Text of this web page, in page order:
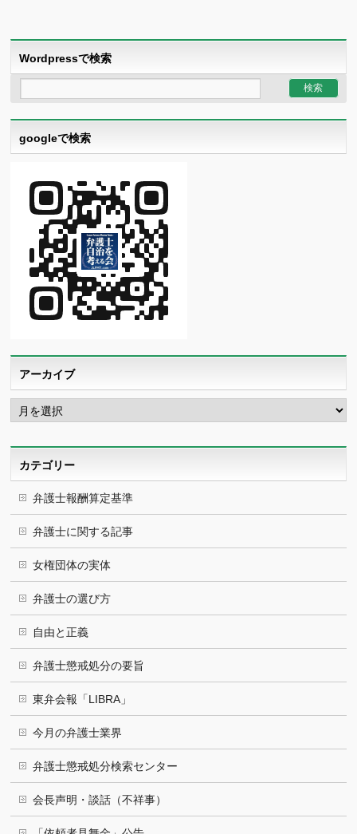
Wordpressで検索
googleで検索
アーカイブ
ア
ー
カ
カテゴリー
弁護士報酬算定基準
弁護士に関する記事
女権団体の実体
弁護士の選び方
自由と正義
弁護士懲戒処分の要旨
東弁会報「LIBRA」
今月の弁護士業界
弁護士懲戒処分検索センター
会長声明・談話（不祥事）